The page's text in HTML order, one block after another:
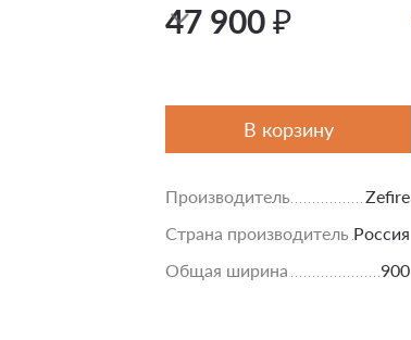
47 900 ₽
В корзину
Производитель
Zefire
Страна производитель Россия
Общая ширина
900